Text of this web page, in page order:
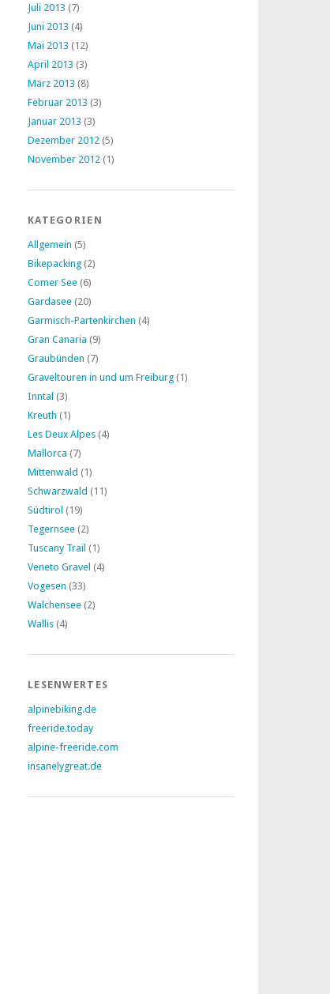
Juli 2013 (7)
Juni 2013 (4)
Mai 2013 (12)
April 2013 (3)
März 2013 (8)
Februar 2013 (3)
Januar 2013 (3)
Dezember 2012 (5)
November 2012 (1)
KATEGORIEN
Allgemein (5)
Bikepacking (2)
Comer See (6)
Gardasee (20)
Garmisch-Partenkirchen (4)
Gran Canaria (9)
Graubünden (7)
Graveltouren in und um Freiburg (1)
Inntal (3)
Kreuth (1)
Les Deux Alpes (4)
Mallorca (7)
Mittenwald (1)
Schwarzwald (11)
Südtirol (19)
Tegernsee (2)
Tuscany Trail (1)
Veneto Gravel (4)
Vogesen (33)
Walchensee (2)
Wallis (4)
LESENWERTES
alpinebiking.de
freeride.today
alpine-freeride.com
insanelygreat.de